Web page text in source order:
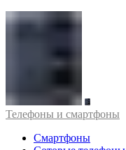
Телефоны и смартфоны
Смартфоны